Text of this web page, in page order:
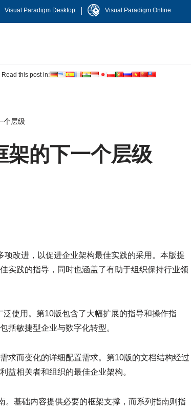
Visual Paradigm Desktop Visual Paradigm Online
Read this post in:
个层级
架的下一个层级
改进，以促进企业架构最佳实践的采用。本版提
实践的指导，同时也涵盖了有助于组织保持行业领
使用。第10版包含了大幅扩展的指导和操作指
括敏捷型企业与数字化转型。
求而变化的详细配置需求。第10版的文档结构经过
益相关者和组织的最佳企业架构。
基础内容提供必要的框架支撑，而系列指南则指